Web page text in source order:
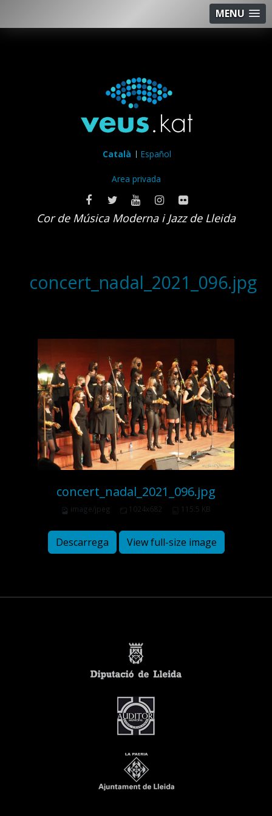
MENU
Català Español
Area privada
Cor de Música Moderna i Jazz de Lleida
concert_nadal_2021_096.jpg
concert_nadal_2021_096.jpg
image/jpeg 1024x682 115.5 KB
Descarrega View full-size image